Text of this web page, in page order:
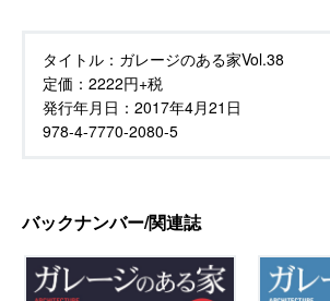
タイトル： ガレージのある家Vol.38
定価： 2222円+税
発行年月日： 2017年4月21日
978-4-7770-2080-5
バックナンバー/関連誌